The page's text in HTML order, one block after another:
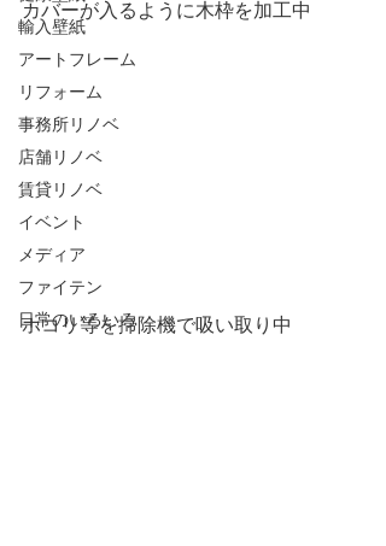
輸入壁紙
アートフレーム
リフォーム
事務所リノベ
店舗リノベ
賃貸リノベ
イベント
メディア
ファイテン
日常のいろいろ
カバーが入るように木枠を加工中
ホコリ等を掃除機で吸い取り中